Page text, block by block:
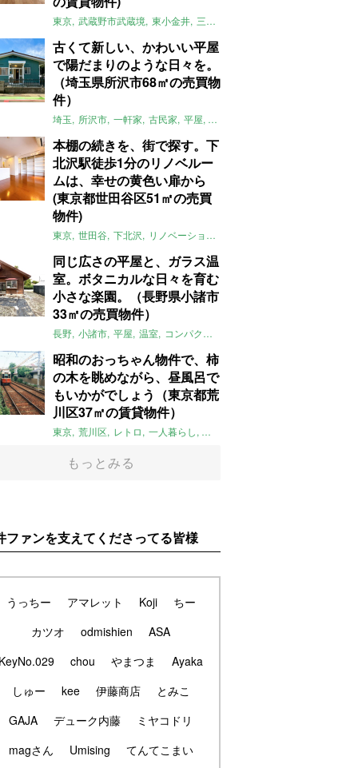
東京 武蔵野市武蔵境 東小金井 三鷹
古くて新しい、かわいい平屋
で陽だまりのような日々を。
（埼玉県所沢市68㎡の売買物
件）
埼玉 所沢市 一軒家 古民家 平屋 庭
本棚の続きを、街で探す。下
北沢駅徒歩1分のリノベルー
ムは、幸せの黄色い扉から
(東京都世田谷区51㎡の売買
物件)
東京 世田谷 下北沢 リノベーション
同じ広さの平屋と、ガラス温
室。ボタニカルな日々を育む
小さな楽園。（長野県小諸市
33㎡の売買物件）
長野 小諸市 平屋 温室 コンパクト
昭和のおっちゃん物件で、柿
の木を眺めながら、昼風呂で
もいかがでしょう（東京都荒
川区37㎡の賃貸物件）
東京 荒川区 レトロ 一人暮らし タイル
もっとみる
ファンを支えてくださってる皆様
うっちー アマレット Koji
ちー
カツオ
odmishien
ASA
chou やまつま
Ayaka
しゅー
kee 伊藤商店
とみこ
GAJA
デューク内藤
ミヤコドリ
magさん
Umising てんてこまい